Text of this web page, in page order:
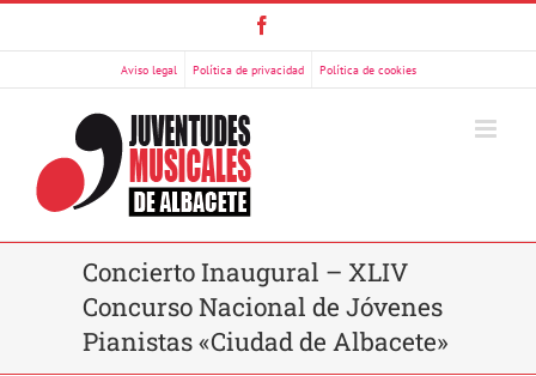
Saltar
contenido
Aviso legal Política de privacidad Política de cookies
Concierto Inaugural – XLIV
Concurso Nacional de Jóvenes
Pianistas «Ciudad de Albacete»